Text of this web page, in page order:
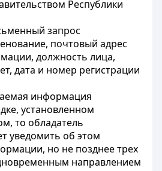
Республики
запрос
почтовый адрес
должность лица,
дата и номер регистрации
информация
установленном
то обладатель
уведомить об этом
но не позднее трех
направлением